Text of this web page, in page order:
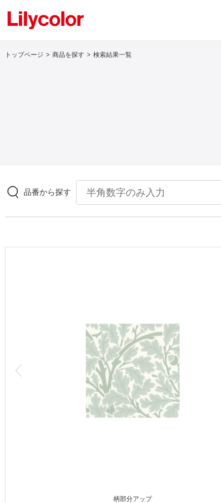
壁紙
カーテン
トップページ 商品を探す 検索結果一覧
品番から探す
柄部分アップ